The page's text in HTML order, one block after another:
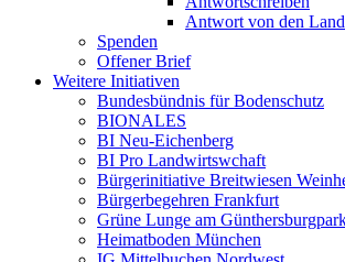
Antwort von den
Spenden
Offener Brief
Weitere Initiativen
Bundesbündnis für Bodenschutz
BIONALES
BI Neu-Eichenberg
BI Pro Landwirtswchaft
Bürgerinitiative Breitwiesen
Bürgerbegehren Frankfurt
Grüne Lunge am
Heimatboden München